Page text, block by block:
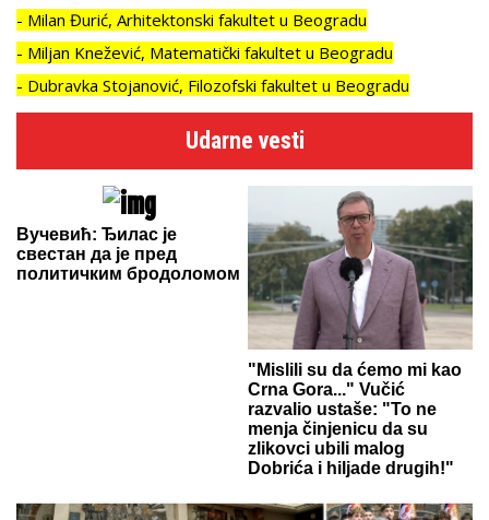
- Milan Đurić, Arhitektonski fakultet u Beogradu
- Miljan Knežević, Matematički fakultet u Beogradu
- Dubravka Stojanović, Filozofski fakultet u Beogradu
Udarne vesti
Вучевић: Ђилас је
свестан да је пред
политичким бродоломом
"Mislili su da ćemo mi kao
Crna Gora..." Vučić
razvalio ustaše: "To ne
menja činjenicu da su
zlikovci ubili malog
Dobrića i hiljade drugih!"